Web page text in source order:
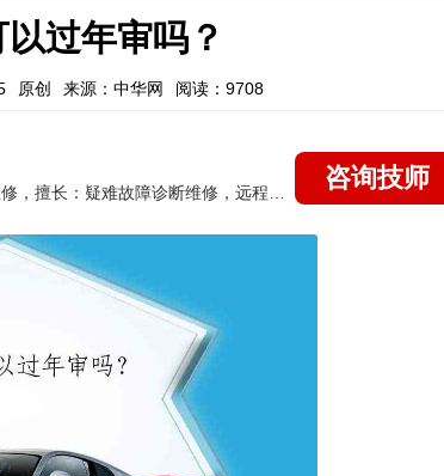
过年审吗？
原创 来源：中华网 阅读：9708
咨询技师